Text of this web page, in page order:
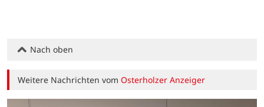
Nach oben
Weitere Nachrichten vomOsterholzer Anzeiger